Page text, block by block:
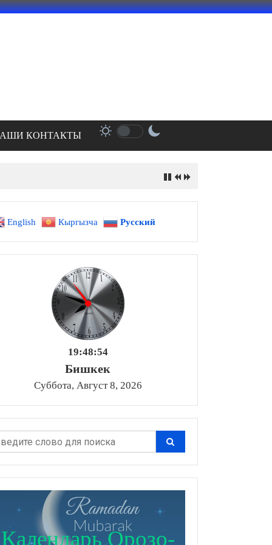
КОНТАКТЫ
English Кыргызча Русский
19:48:56
Бишкек
Суббота, Август 8, 2026
Календарь Орозо-